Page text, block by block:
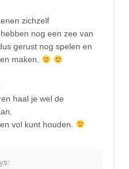
zichzelf
nog een zee van
gerust nog spelen en
maken.
haal je wel de
vol kunt houden.